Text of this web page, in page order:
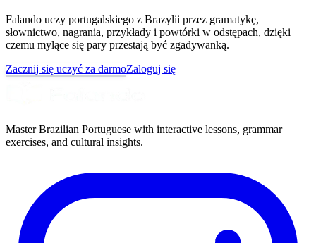
Falando uczy portugalskiego z Brazylii przez gramatykę,
słownictwo, nagrania, przykłady i powtórki w odstępach, dzięki
czemu mylące się pary przestają być zgadywanką.
Zacznij się uczyć za darmoZaloguj się
Master Brazilian Portuguese with interactive lessons, grammar
exercises, and cultural insights.